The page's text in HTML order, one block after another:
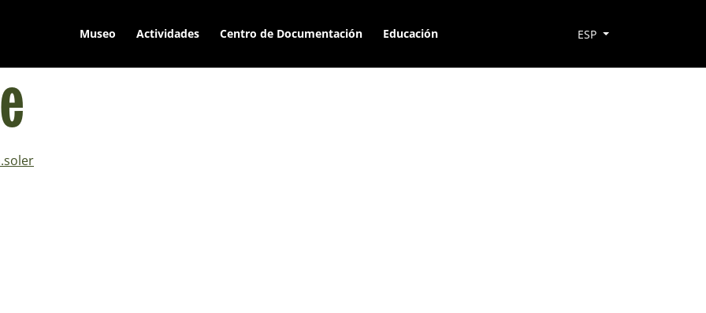
Museo Actividades Centro de Documentación Educación ESP